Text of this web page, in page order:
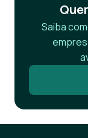
Saiba